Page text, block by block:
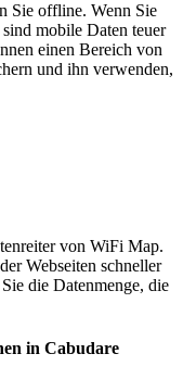
Sie offline. Wenn Sie
mobile Daten teuer
einen Bereich von
und ihn verwenden,
von WiFi Map.
Webseiten schneller
die Datenmenge, die
in Cabudare